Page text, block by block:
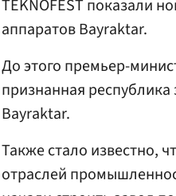
TEKNOFEST показали
аппаратов Bayraktar.
До этого премьер-
признанная республика
Bayraktar.
Также стало известно,
отраслей